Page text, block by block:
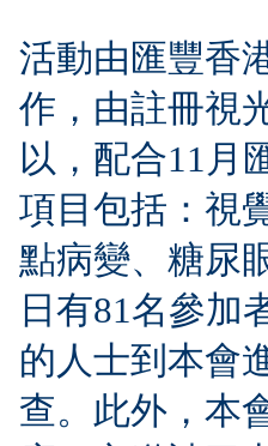
活動由 匯豐香
作，由註冊視
以， 配合11月
項目包括：視
點病變、糖尿
日有81名參加
的人士到本會
查。此外，本